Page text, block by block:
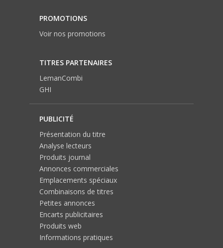
PROMOTIONS
Voir nos promotions
TITRES PARTENAIRES
LemanCombi
GHI
PUBLICITÉ
Présentation du titre
Analyse lecteurs
Produits journal
Annonces commerciales
Emplacements spéciaux
Combinaisons de titres
Petites annonces
Encarts publicitaires
Produits web
Informations pratiques